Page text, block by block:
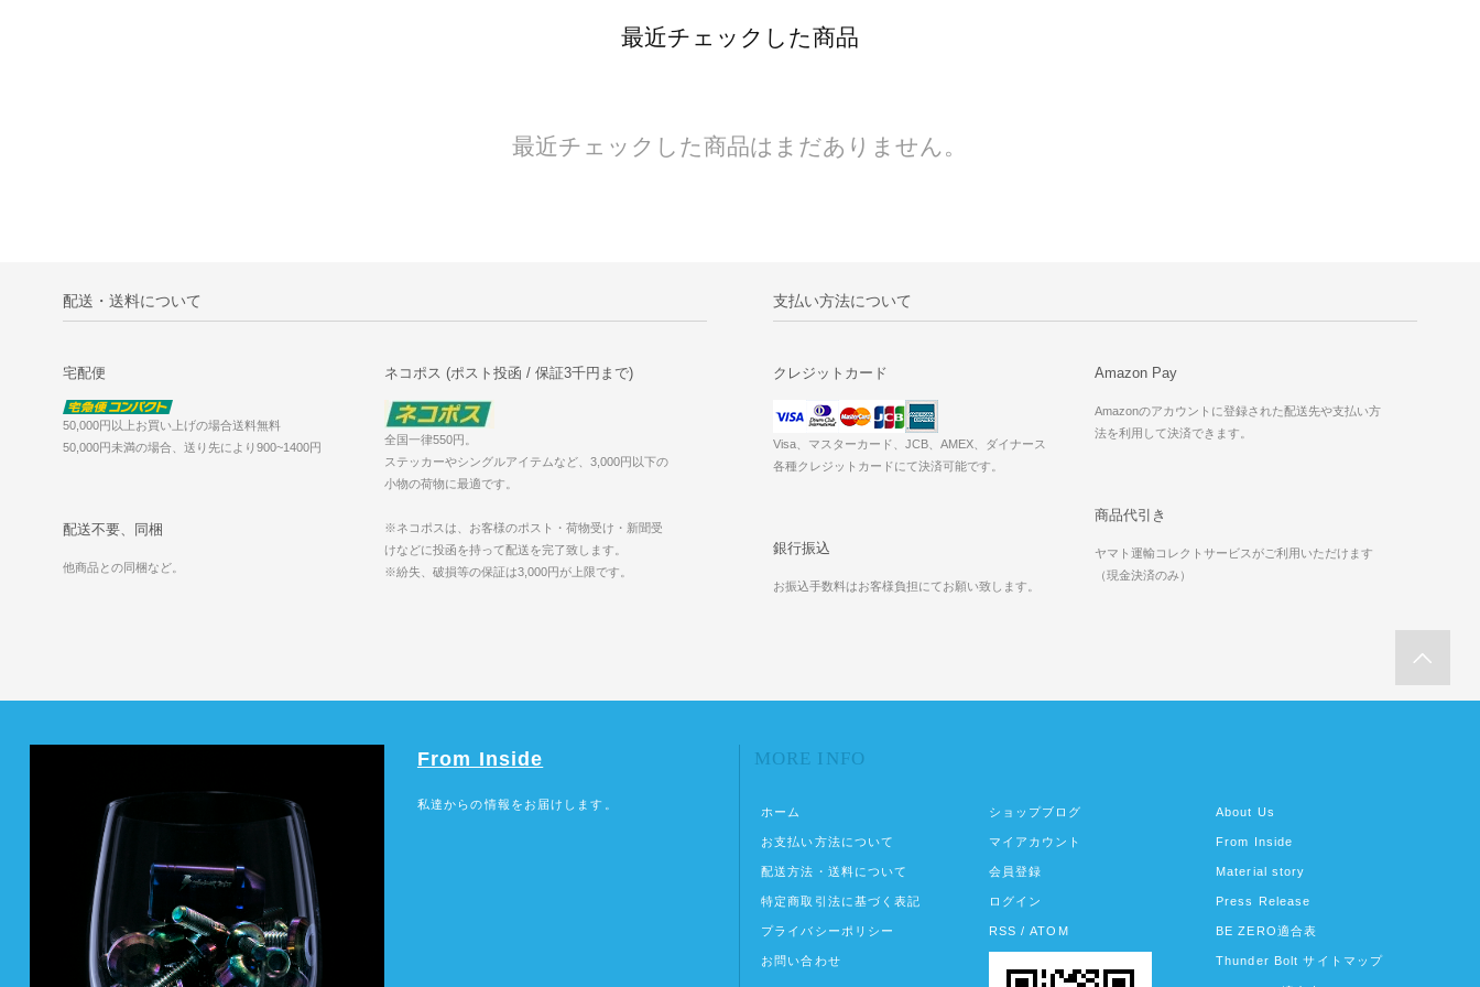
最近チェックした商品
最近チェックした商品はまだありません。
配送・送料について
宅配便
50,000円以上お買い上げの場合送料無料
50,000円未満の場合、送り先により900~1400円
ネコポス (ポスト投函 / 保証3千円まで)
全国一律550円。
ステッカーやシングルアイテムなど、3,000円以下の
小物の荷物に最適です。
※ネコポスは、お客様のポスト・荷物受け・新聞受
けなどに投函を持って配送を完了致します。
※紛失、破損等の保証は3,000円が上限です。
配送不要、同梱
他商品との同梱など。
支払い方法について
クレジットカード
Visa、マスターカード、JCB、AMEX、ダイナース
各種クレジットカードにて決済可能です。
Amazon Pay
Amazonのアカウントに登録された配送先や支払い方
法を利用して決済できます。
商品代引き
ヤマト運輸コレクトサービスがご利用いただけます
（現金決済のみ）
銀行振込
お振込手数料はお客様負担にてお願い致します。
From Inside
私達からの情報をお届けします。
MORE INFO
ホーム
お支払い方法について
配送方法・送料について
特定商取引法に基づく表記
プライバシーポリシー
お問い合わせ
ショップブログ
マイアカウント
会員登録
ログイン
RSS /ATOM
About Us
From Inside
Material story
Press Release
BE ZERO適合表
Thunder Bolt サイトマップ